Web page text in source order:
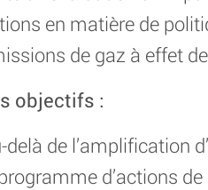
en matière de
de gaz à effet
objectifs :
delà de l’amplification
d’actions